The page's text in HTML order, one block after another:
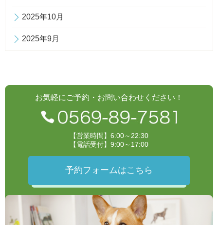
2025年10月
2025年9月
お気軽にご予約・お問い合わせください！
【営業時間】6:00～22:30
【電話受付】9:00～17:00
予約フォームはこちら